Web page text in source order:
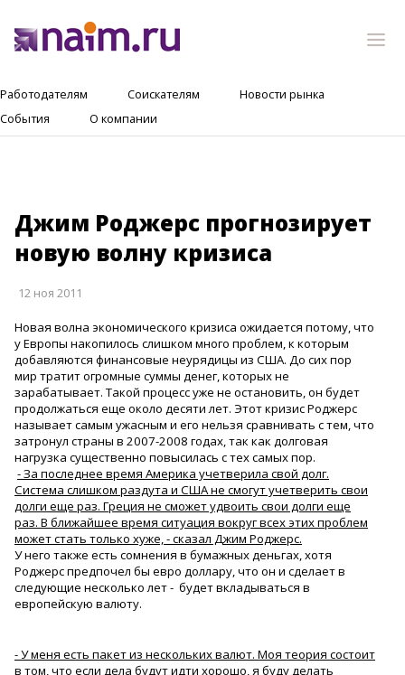
Работодателям Соискателям
Новости рынка
События
О компании
Джим Роджерс прогнозирует
новую волну кризиса
12 ноя 2011
Новая волна экономического кризиса ожидается потому, что
у Европы накопилось слишком много проблем, к которым
добавляются финансовые неурядицы из США. До сих пор
мир тратит огромные суммы денег, которых не
зарабатывает. Такой процесс уже не остановить, он будет
продолжаться еще около десяти лет. Этот кризис Роджерс
называет самым ужасным и его нельзя сравнивать с тем, что
затронул страны в 2007-2008 годах, так как долговая
нагрузка существенно повысилась с тех самых пор.
- За последнее время Америка учетверила свой долг.
Система слишком раздута и США не смогут учетверить свои
долги еще раз. Греция не сможет удвоить свои долги еще
раз. В ближайшее время ситуация вокруг всех этих проблем
может стать только хуже, - сказал Джим Роджерс.
У него также есть сомнения в бумажных деньгах, хотя
Роджерс предпочел бы евро доллару, что он и сделает в
следующие несколько лет - будет вкладываться в
европейскую валюту.
- У меня есть пакет из нескольких валют. Моя теория состоит
в том, что если дела будут идти хорошо, я буду делать